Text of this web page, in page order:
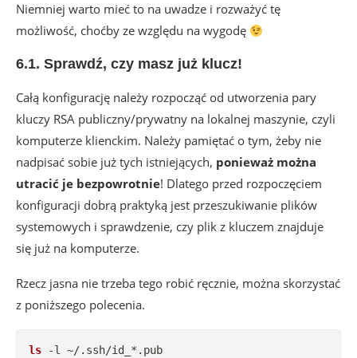
Niemniej warto mieć to na uwadze i rozważyć tę
możliwość, choćby ze względu na wygodę
6.1. Sprawdź, czy masz już klucz!
Całą konfigurację należy rozpocząć od utworzenia pary
kluczy RSA publiczny/prywatny na lokalnej maszynie, czyli
komputerze klienckim. Należy pamiętać o tym, żeby nie
nadpisać sobie już tych istniejących, ponieważ można
utracić je bezpowrotnie! Dlatego przed rozpoczęciem
konfiguracji dobrą praktyką jest przeszukiwanie plików
systemowych i sprawdzenie, czy plik z kluczem znajduje
się już na komputerze.
Rzecz jasna nie trzeba tego robić ręcznie, można skorzystać
z poniższego polecenia.
ls -l ~/.ssh/id_*.pub